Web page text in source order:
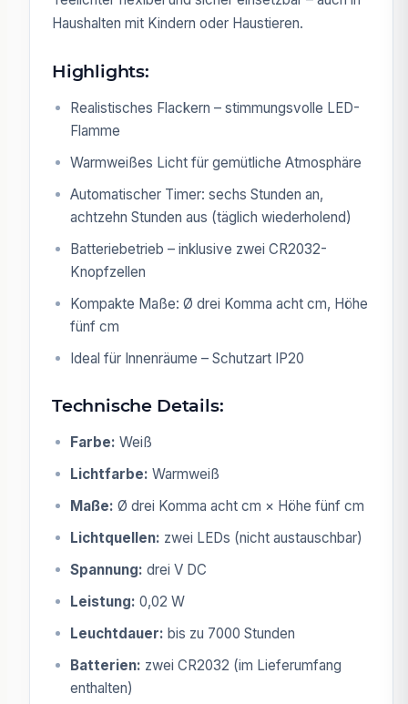
Haushalten mit Kindern oder Haustieren.
Highlights:
Realistisches Flackern – stimmungsvolle LED-
Flamme
Warmweißes Licht für gemütliche Atmosphäre
Automatischer Timer: sechs Stunden an,
achtzehn Stunden aus (täglich wiederholend)
Batteriebetrieb – inklusive zwei CR2032-
Knopfzellen
Kompakte Maße: Ø drei Komma acht cm, Höhe
fünf cm
Ideal für Innenräume – Schutzart IP20
Technische Details:
Farbe: Weiß
Lichtfarbe: Warmweiß
Maße: Ø drei Komma acht cm × Höhe fünf cm
Lichtquellen: zwei LEDs (nicht austauschbar)
Spannung: drei V DC
Leistung: 0,02 W
Leuchtdauer: bis zu 7000 Stunden
Batterien: zwei CR2032 (im Lieferumfang
enthalten)